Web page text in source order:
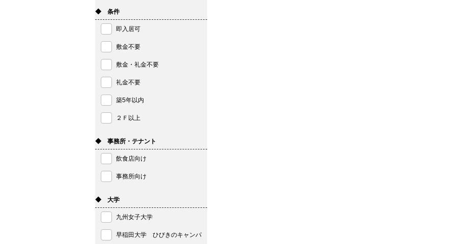
◆ 条件
即入居可
敷金不要
敷金・礼金不要
礼金不要
築5年以内
２Ｆ以上
◆ 事務所・テナント
飲食店向け
事務所向け
◆ 大学
九州女子大学
早稲田大学 ひびきのキャンパ